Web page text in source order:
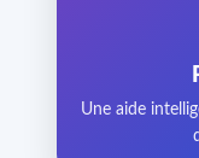
Une aide